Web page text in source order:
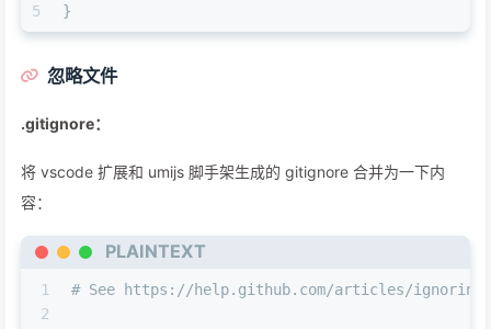
5
}
忽略文件
.gitignore：
将 vscode 扩展和 umijs 脚手架生成的 gitignore 合并为一下内
容：
PLAINTEXT
1
2
# See https://help.github.com/articles/